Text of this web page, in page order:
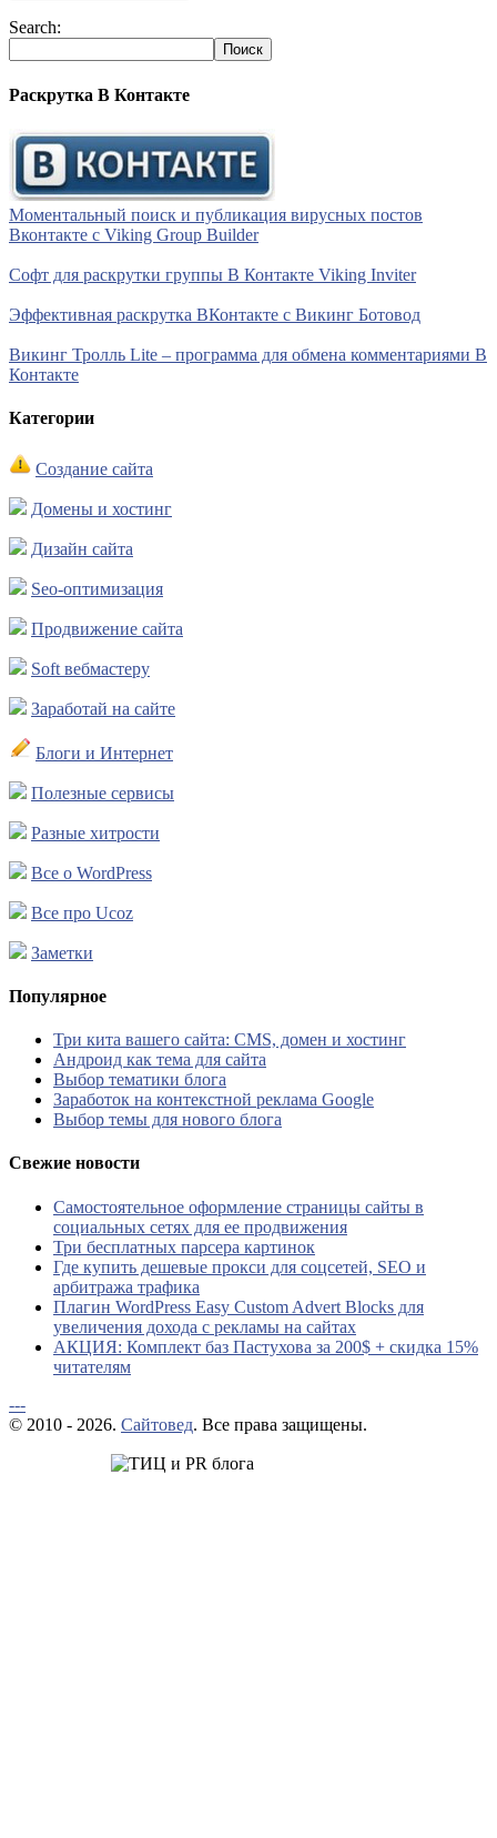
Search:
Раскрутка В Контакте
Моментальный поиск и публикация вирусных постов
Вконтакте с Viking Group Builder
Софт для раскрутки группы В Контакте Viking Inviter
Эффективная раскрутка ВКонтакте с Викинг Ботовод
Викинг Тролль Lite – программа для обмена комментариями В
Контакте
Категории
Создание сайта
Домены и хостинг
Дизайн сайта
Seo-оптимизация
Продвижение сайта
Soft вебмастеру
Заработай на сайте
Блоги и Интернет
Полезные сервисы
Разные хитрости
Все о WordPress
Все про Ucoz
Заметки
Популярное
Три кита вашего сайта: CMS, домен и хостинг
Андроид как тема для сайта
Выбор тематики блога
Заработок на контекстной реклама Google
Выбор темы для нового блога
Свежие новости
Самостоятельное оформление страницы сайты в
социальных сетях для ее продвижения
Три бесплатных парсера картинок
Где купить дешевые прокси для соцсетей, SEO и
арбитража трафика
Плагин WordPress Easy Custom Advert Blocks для
увеличения дохода с рекламы на сайтах
АКЦИЯ: Комплект баз Пастухова за 200$ + скидка 15%
читателям
---
© 2010 - 2026. Сайтовед. Все права защищены.